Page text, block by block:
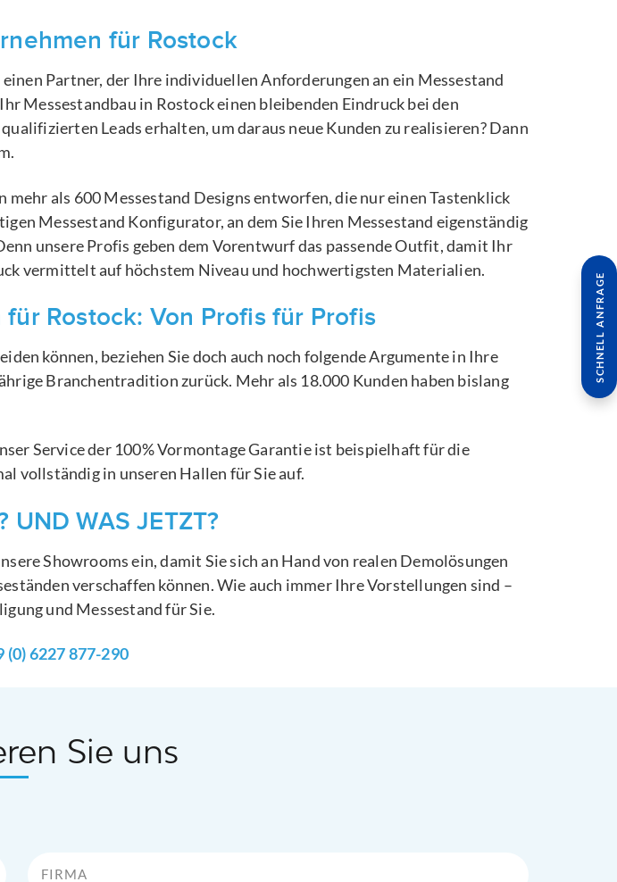
für Rostock
Partner, der Ihre individuellen Anforderungen an ein Messestand
Messestandbau in Rostock einen bleibenden Eindruck bei den
Leads erhalten, um daraus neue Kunden zu realisieren? Dann
als 600 Messestand Designs entworfen, die nur einen Tastenklick
Messestand Konfigurator, an dem Sie Ihren Messestand eigenständig
unsere Profis geben dem Vorentwurf das passende Outfit, damit Ihr
vermittelt auf höchstem Niveau und hochwertigsten Materialien.
Rostock: Von Profis für Profis
können, beziehen Sie doch auch noch folgende Argumente in Ihre
Branchentradition zurück. Mehr als 18.000 Kunden haben bislang
Service der 100% Vormontage Garantie ist beispielhaft für die
vollständig in unseren Hallen für Sie auf.
UND WAS JETZT?
Showrooms ein, damit Sie sich an Hand von realen Demolösungen
verschaffen können. Wie auch immer Ihre Vorstellungen sind –
und Messestand für Sie.
(0) 6227 877-290
SCHNELL ANFRAGE
Sie uns